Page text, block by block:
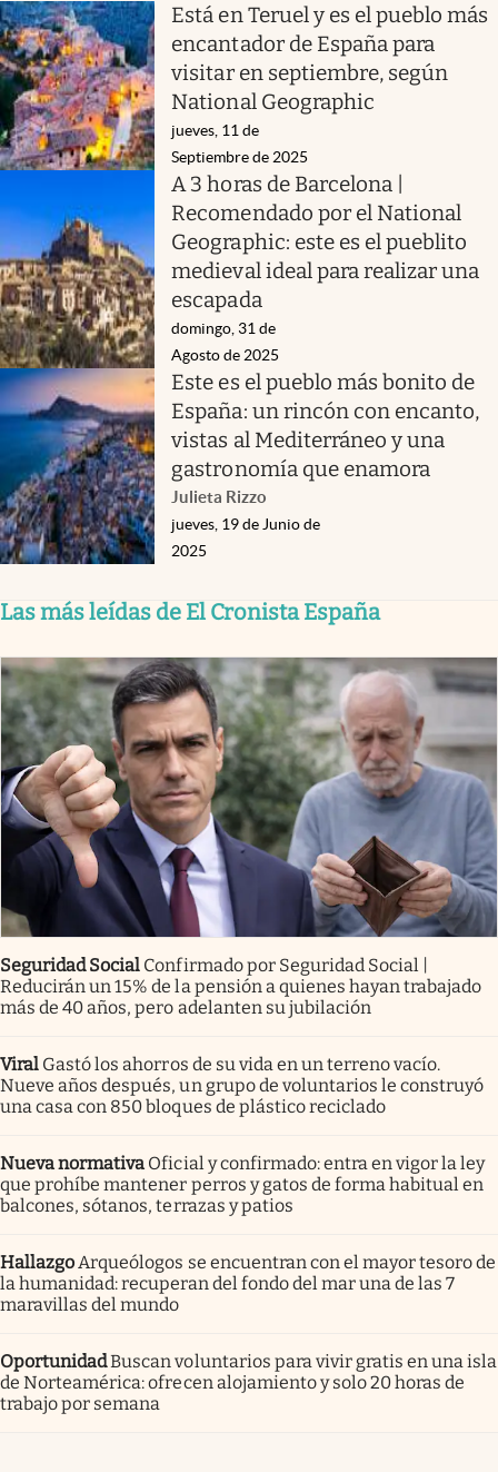
Está en Teruel y es el pueblo más
encantador de España para
visitar en septiembre, según
National Geographic
jueves, 11 de
Septiembre de 2025
A 3 horas de Barcelona |
Recomendado por el National
Geographic: este es el pueblito
medieval ideal para realizar una
escapada
domingo, 31 de
Agosto de 2025
Este es el pueblo más bonito de
España: un rincón con encanto,
vistas al Mediterráneo y una
gastronomía que enamora
Julieta Rizzo
jueves, 19 de Junio de
2025
Las más leídas de El Cronista España
Seguridad Social Confirmado por Seguridad Social |
Reducirán un 15% de la pensión a quienes hayan trabajado
más de 40 años, pero adelanten su jubilación
Viral Gastó los ahorros de su vida en un terreno vacío.
Nueve años después, un grupo de voluntarios le construyó
una casa con 850 bloques de plástico reciclado
Nueva normativa Oficial y confirmado: entra en vigor la ley
que prohíbe mantener perros y gatos de forma habitual en
balcones, sótanos, terrazas y patios
Hallazgo Arqueólogos se encuentran con el mayor tesoro de
la humanidad: recuperan del fondo del mar una de las 7
maravillas del mundo
OportunidadBuscan voluntarios para vivir gratis en una isla
de Norteamérica: ofrecen alojamiento y solo 20 horas de
trabajo por semana